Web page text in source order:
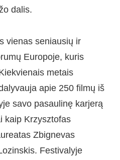
dalis.
vienas seniausių ir
Europoje, kuris
metais
apie 250 filmų iš
savo pasaulinę karjerą
kaip Krzysztofas
Zbignevas
Festivalyje